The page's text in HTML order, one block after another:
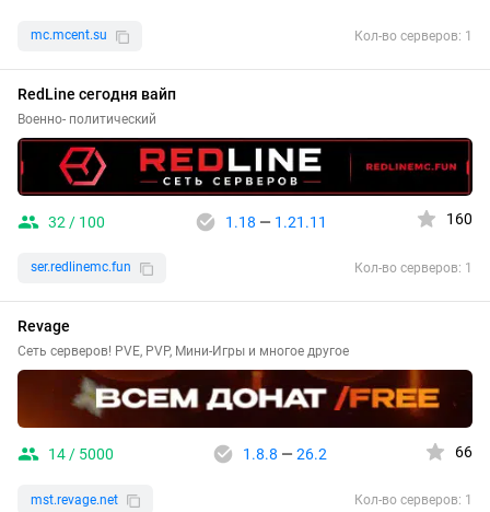
mc.mcent.su Кол-во серверов: 1
RedLine сегодня вайп
Военно- политический
32 / 100 1.18 — 1.21.11 160
ser.redlinemc.fun Кол-во серверов: 1
Revage
Сеть серверов! PVE, PVP, Мини-Игры и многое другое
14 / 5000 1.8.8 — 26.2 66
mst.revage.net Кол-во серверов: 1